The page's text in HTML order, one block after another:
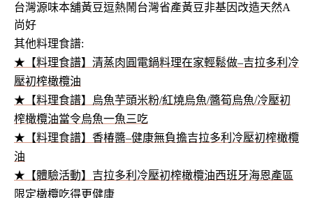
台灣源味本舖黃豆逗熱鬧台灣省產黃豆非基因改造天然A
尚好
其他料理食譜:
★【料理食譜】清蒸肉圓電鍋料理在家輕鬆做–吉拉多利冷
壓初榨橄欖油
★【料理食譜】烏魚芋頭米粉/紅燒烏魚/醬筍烏魚/冷壓初
榨橄欖油當令烏魚一魚三吃
★【料理食譜】香椿醬–健康無負擔吉拉多利冷壓初榨橄欖
油
★【體驗活動】吉拉多利冷壓初榨橄欖油西班牙海恩產區
限定橄欖吃得更健康